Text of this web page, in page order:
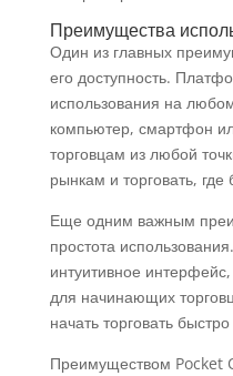
Преимущества
Один из главных
его доступность.
использования на
компьютер, смартфон
торговцам из любой
рынкам и торговать,
Еще одним важным
простота
интуитивное
для начинающих
начать торговать
Преимуществом Pocket